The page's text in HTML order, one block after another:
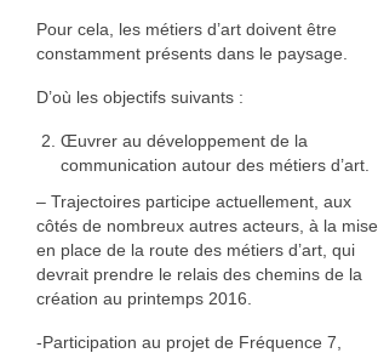
Pour cela, les métiers d’art doivent être
constamment présents dans le paysage.
D’où les objectifs suivants :
Œuvrer au développement de la
communication autour des métiers d’art.
– Trajectoires participe actuellement, aux
côtés de nombreux autres acteurs, à la mise
en place de la route des métiers d’art, qui
devrait prendre le relais des chemins de la
création au printemps 2016.
-Participation au projet de Fréquence 7,